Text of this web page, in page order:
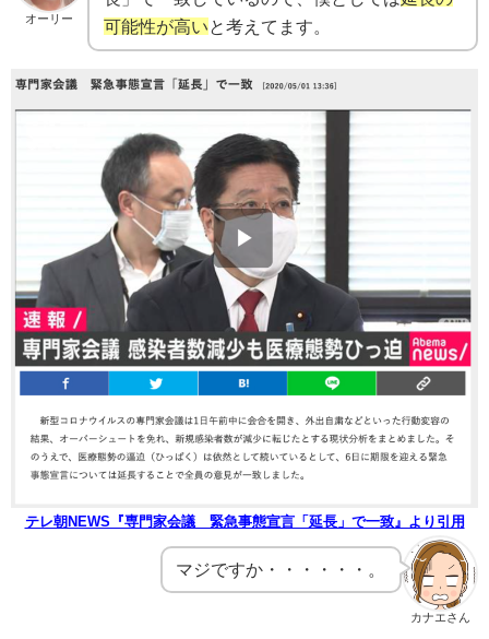
オーリー
可能性が高いと考えてます。
テレ朝NEWS『専門家会議 緊急事態宣言「延長」で一致』より引用
カナエさん
マジですか・・・・・・。